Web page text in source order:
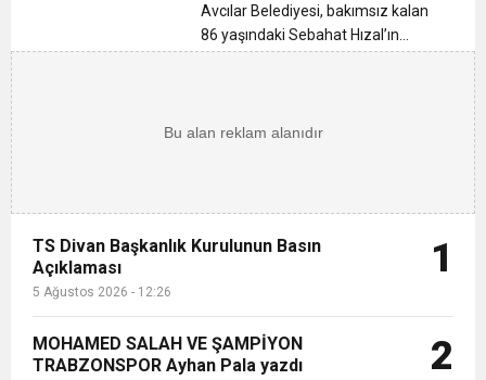
15:06
12:26 TS Divan Başkanlık Kurulunun Basın
Avcılar Belediyesi, bakımsız kalan
86 yaşındaki Sebahat Hızal’ın
dikkat çekti....
TS Divan Başkanlık Kurulunun Basın
Açıklaması
5 Ağustos 2026 - 12:26
1
MOHAMED SALAH VE ŞAMPİYON
TRABZONSPOR Ayhan Pala yazdı
2